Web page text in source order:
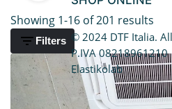
Caldaie Hybrid
Trasformazione
© 2024 DTF Italia.
P.IVA
Elastikolab
Showing 1-16 of 201 results
Filters